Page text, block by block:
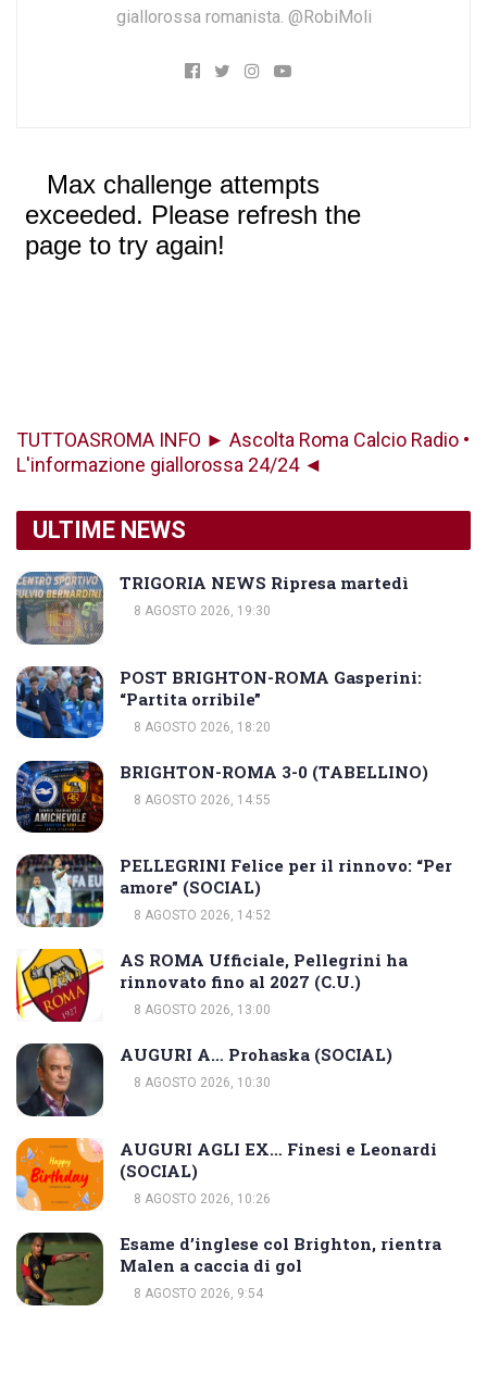
giallorossa romanista. @RobiMoli
TUTTOASROMA INFO ► Ascolta Roma Calcio Radio •
L'informazione giallorossa 24/24 ◄
ULTIME NEWS
TRIGORIA NEWS Ripresa martedì
8 AGOSTO 2026, 19:30
POST BRIGHTON-ROMA Gasperini:
“Partita orribile”
8 AGOSTO 2026, 18:20
BRIGHTON-ROMA 3-0 (TABELLINO)
8 AGOSTO 2026, 14:55
PELLEGRINI Felice per il rinnovo: “Per
amore” (SOCIAL)
8 AGOSTO 2026, 14:52
AS ROMA Ufficiale, Pellegrini ha
rinnovato fino al 2027 (C.U.)
8 AGOSTO 2026, 13:00
AUGURI A… Prohaska (SOCIAL)
8 AGOSTO 2026, 10:30
AUGURI AGLI EX… Finesi e Leonardi
(SOCIAL)
8 AGOSTO 2026, 10:26
Esame d’inglese col Brighton, rientra
Malen a caccia di gol
8 AGOSTO 2026, 9:54